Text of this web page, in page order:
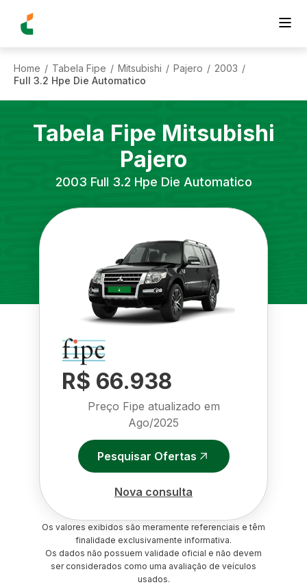
Home / Tabela Fipe / Mitsubishi / Pajero / 2003 /
Full 3.2 Hpe Die Automatico
Tabela Fipe Mitsubishi
Pajero
2003 Full 3.2 Hpe Die Automatico
R$ 66.938
Preço Fipe atualizado em
Ago/2025
Pesquisar Ofertas
Nova consulta
Os valores exibidos são meramente referenciais e têm
finalidade exclusivamente informativa.
Os dados não possuem validade oficial e não devem
ser considerados como uma avaliação de veículos
usados.